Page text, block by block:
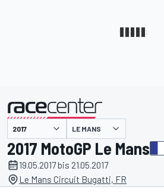
LE MANS
2017 MotoGP Le Mans
19.05.2017 bis 21.05.2017
Le Mans Circuit Bugatti, FR